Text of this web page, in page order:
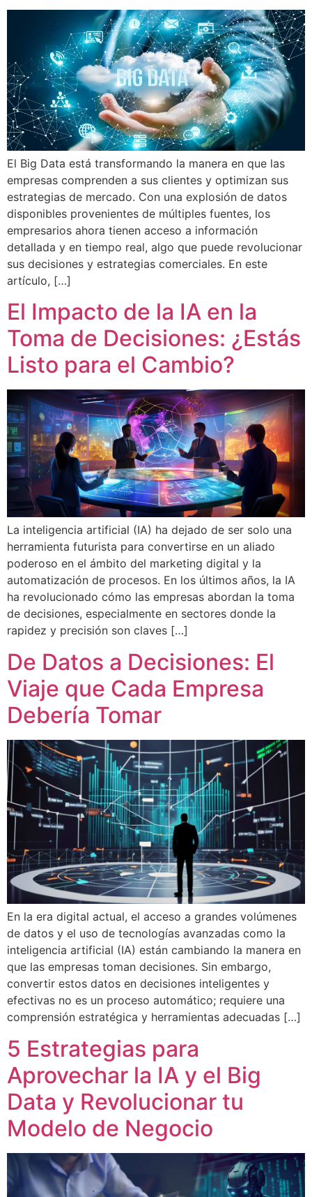
El Big Data está transformando la manera en que las
empresas comprenden a sus clientes y optimizan sus
estrategias de mercado. Con una explosión de datos
disponibles provenientes de múltiples fuentes, los
empresarios ahora tienen acceso a información
detallada y en tiempo real, algo que puede revolucionar
sus decisiones y estrategias comerciales. En este
artículo, […]
El Impacto de la IA en la
Toma de Decisiones: ¿Estás
Listo para el Cambio?
La inteligencia artificial (IA) ha dejado de ser solo una
herramienta futurista para convertirse en un aliado
poderoso en el ámbito del marketing digital y la
automatización de procesos. En los últimos años, la IA
ha revolucionado cómo las empresas abordan la toma
de decisiones, especialmente en sectores donde la
rapidez y precisión son claves […]
De Datos a Decisiones: El
Viaje que Cada Empresa
Debería Tomar
En la era digital actual, el acceso a grandes volúmenes
de datos y el uso de tecnologías avanzadas como la
inteligencia artificial (IA) están cambiando la manera en
que las empresas toman decisiones. Sin embargo,
convertir estos datos en decisiones inteligentes y
efectivas no es un proceso automático; requiere una
comprensión estratégica y herramientas adecuadas […]
5 Estrategias para
Aprovechar la IA y el Big
Data y Revolucionar tu
Modelo de Negocio